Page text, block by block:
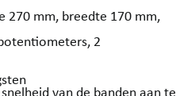
270 mm, breedte 170 mm,
2
van de banden aan te